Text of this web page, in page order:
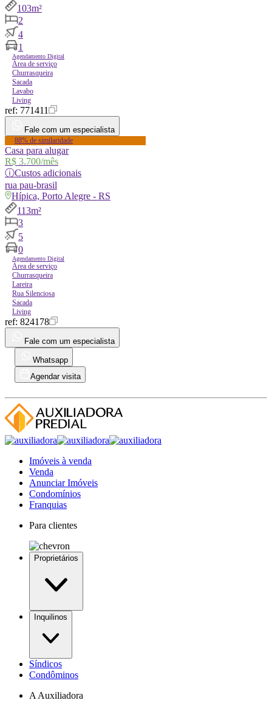
103m²
2
4
1
Agendamento Digital
Área de serviço
Churrasqueira
Sacada
Lavabo
Living
ref: 771411
Fale com um especialista
88% de similaridade
Casa para alugar
R$ 3.700/mês
ⓘCustos adicionais
rua pau-brasil
Hípica, Porto Alegre - RS
113m²
3
5
0
Agendamento Digital
Área de serviço
Churrasqueira
Lareira
Rua Silenciosa
Sacada
Living
ref: 824178
Fale com um especialista
Whatsapp
Agendar visita
Imóveis à venda
Venda
Anunciar Imóveis
Condomínios
Franquias
Para clientes
Proprietários
Inquilinos
Síndicos
Condôminos
A Auxiliadora